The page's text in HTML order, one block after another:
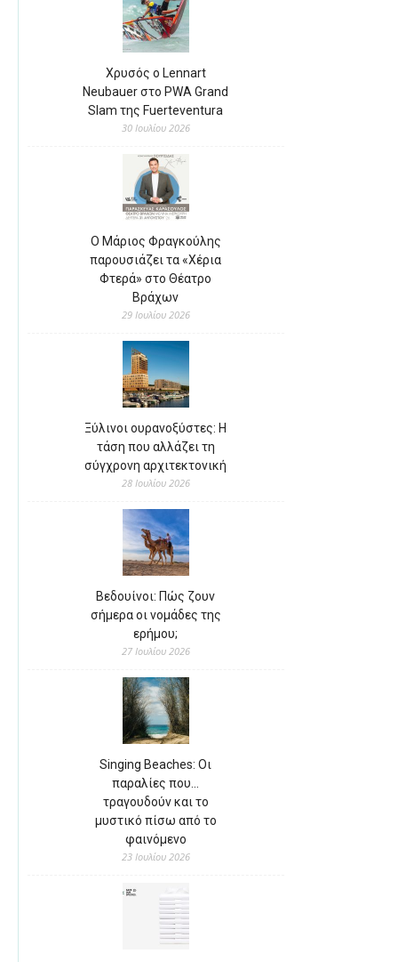
Χρυσός ο Lennart
Neubauer στο PWA Grand
Slam της Fuerteventura
30 Ιουλίου 2026
Ο Μάριος Φραγκούλης
παρουσιάζει τα «Χέρια
Φτερά» στο Θέατρο
Βράχων
29 Ιουλίου 2026
Ξύλινοι ουρανοξύστες: Η
τάση που αλλάζει τη
σύγχρονη αρχιτεκτονική
28 Ιουλίου 2026
Βεδουίνοι: Πώς ζουν
σήμερα οι νομάδες της
ερήμου;
27 Ιουλίου 2026
Singing Beaches: Οι
παραλίες που…
τραγουδούν και το
μυστικό πίσω από το
φαινόμενο
23 Ιουλίου 2026